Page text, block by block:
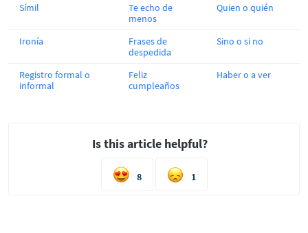
Símil
Te echo de
menos
Quien o quién
Ironía
Frases de
despedida
Sino o si no
Registro formal o
informal
Feliz
cumpleaños
Haber o a ver
Is this article helpful?
8 1